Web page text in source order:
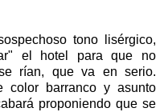
tono lisérgico,
el hotel para que no
rían, que va en serio.
color barranco y asunto
proponiendo que se